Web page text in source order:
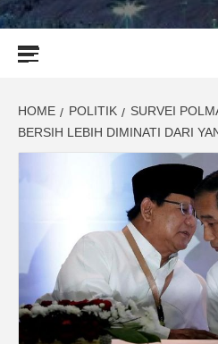
HOME POLITIK
SURVEI
BERSIH LEBIH DIMINATI DARI